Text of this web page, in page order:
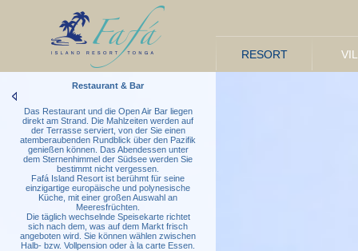
RESORT
Restaurant & Bar
Das Restaurant und die Open Air Bar liegen
direkt am Strand. Die Mahlzeiten werden auf
der Terrasse serviert, von der Sie einen
atemberaubenden Rundblick über den Pazifik
genießen können. Das Abendessen unter
dem Sternenhimmel der Südsee werden Sie
bestimmt nicht vergessen.
Fafá Island Resort ist berühmt für seine
einzigartige europäische und polynesische
Küche, mit einer großen Auswahl an
Meeresfrüchten.
Die täglich wechselnde Speisekarte richtet
sich nach dem, was auf dem Markt frisch
angeboten wird. Sie können wählen zwischen
Halb- bzw. Vollpension oder à la carte Essen.